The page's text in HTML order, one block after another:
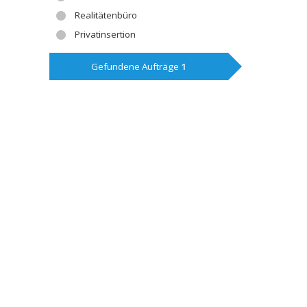
Realitätenbüro
Privatinsertion
Gefundene Aufträge 1